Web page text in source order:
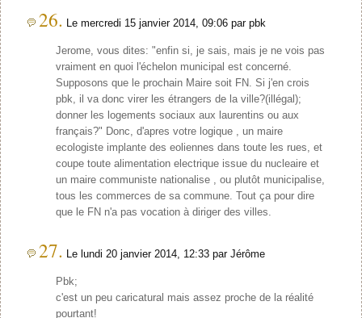
26. Le mercredi 15 janvier 2014, 09:06 par pbk
Jerome, vous dites: "enfin si, je sais, mais je ne vois pas
vraiment en quoi l'échelon municipal est concerné.
Supposons que le prochain Maire soit FN. Si j'en crois
pbk, il va donc virer les étrangers de la ville?(illégal);
donner les logements sociaux aux laurentins ou aux
français?" Donc, d'apres votre logique , un maire
ecologiste implante des eoliennes dans toute les rues, et
coupe toute alimentation electrique issue du nucleaire et
un maire communiste nationalise , ou plutôt municipalise,
tous les commerces de sa commune. Tout ça pour dire
que le FN n'a pas vocation à diriger des villes.
27. Le lundi 20 janvier 2014, 12:33 par Jérôme
Pbk;
c'est un peu caricatural mais assez proche de la réalité
pourtant!